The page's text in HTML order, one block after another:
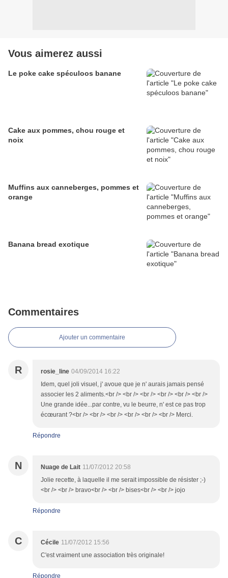
Vous aimerez aussi
Le poke cake spéculoos banane
Cake aux pommes, chou rouge et
noix
Muffins aux canneberges, pommes et
orange
Banana bread exotique
Commentaires
Ajouter un commentaire
R rosie_line 04/09/2014 16:22
Idem, quel joli visuel, j' avoue que je n' aurais jamais pensé
associer les 2 aliments.<br /> <br /> <br /> <br /> <br /> <br />
Une grande idée...par contre, vu le beurre, n' est ce pas trop
écœurant ?<br /> <br /> <br /> <br /> <br /> <br /> Merci.
Répondre
N Nuage de Lait 11/07/2012 20:58
Jolie recette, à laquelle il me serait impossible de résister ;-)
<br /> <br /> bravo<br /> <br /> bises<br /> <br /> jojo
Répondre
C Cécile 11/07/2012 15:56
C'est vraiment une association très originale!
Répondre